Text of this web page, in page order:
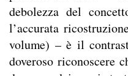
debolezza del
l’accurata
volume) – è il
doveroso riconoscere